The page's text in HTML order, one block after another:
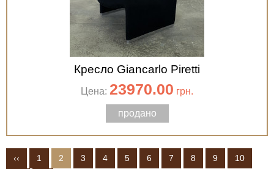
Кресло Giancarlo Piretti
Цена: 23970.00 грн.
продано
‹‹ 1 2 3 4 5 6 7 8 9 10